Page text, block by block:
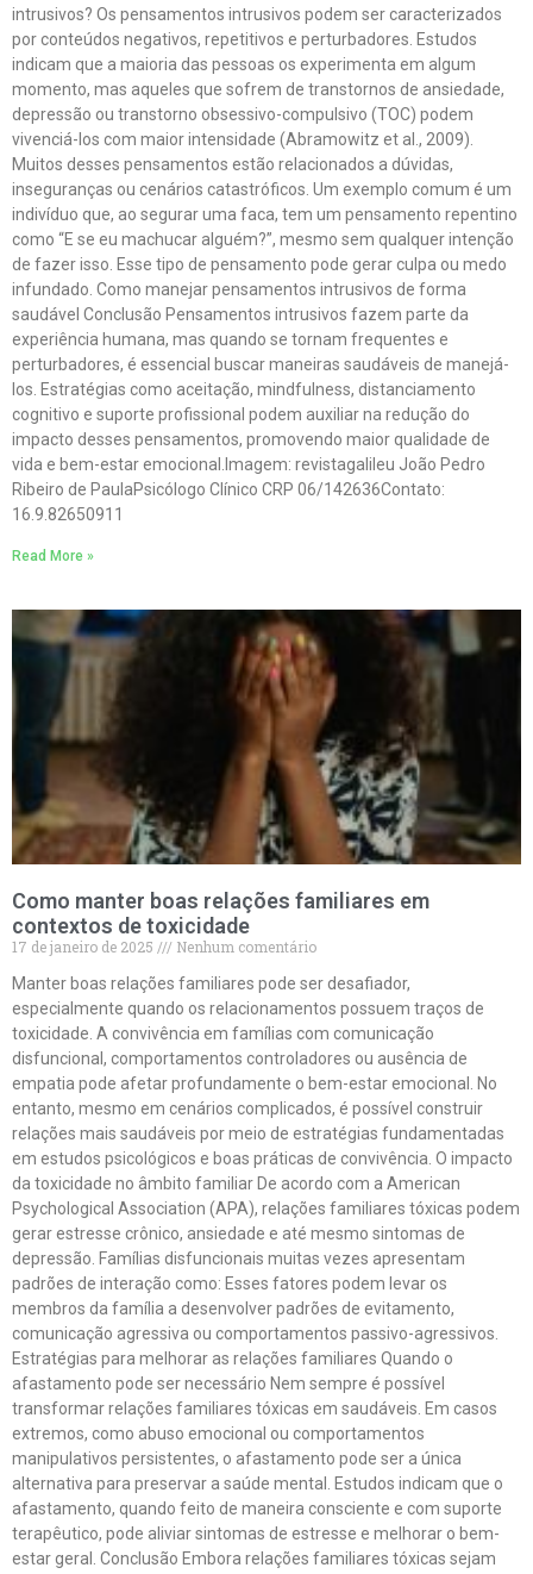
intrusivos? Os pensamentos intrusivos podem ser caracterizados
por conteúdos negativos, repetitivos e perturbadores. Estudos
indicam que a maioria das pessoas os experimenta em algum
momento, mas aqueles que sofrem de transtornos de ansiedade,
depressão ou transtorno obsessivo-compulsivo (TOC) podem
vivenciá-los com maior intensidade (Abramowitz et al., 2009).
Muitos desses pensamentos estão relacionados a dúvidas,
inseguranças ou cenários catastróficos. Um exemplo comum é um
indivíduo que, ao segurar uma faca, tem um pensamento repentino
como “E se eu machucar alguém?”, mesmo sem qualquer intenção
de fazer isso. Esse tipo de pensamento pode gerar culpa ou medo
infundado. Como manejar pensamentos intrusivos de forma
saudável Conclusão Pensamentos intrusivos fazem parte da
experiência humana, mas quando se tornam frequentes e
perturbadores, é essencial buscar maneiras saudáveis de manejá-
los. Estratégias como aceitação, mindfulness, distanciamento
cognitivo e suporte profissional podem auxiliar na redução do
impacto desses pensamentos, promovendo maior qualidade de
vida e bem-estar emocional.Imagem: revistagalileu João Pedro
Ribeiro de PaulaPsicólogo Clínico CRP 06/142636Contato:
16.9.82650911
Read More »
Como manter boas relações familiares em
contextos de toxicidade
17 de janeiro de 2025
Nenhum comentário
Manter boas relações familiares pode ser desafiador,
especialmente quando os relacionamentos possuem traços de
toxicidade. A convivência em famílias com comunicação
disfuncional, comportamentos controladores ou ausência de
empatia pode afetar profundamente o bem-estar emocional. No
entanto, mesmo em cenários complicados, é possível construir
relações mais saudáveis por meio de estratégias fundamentadas
em estudos psicológicos e boas práticas de convivência. O impacto
da toxicidade no âmbito familiar De acordo com a American
Psychological Association (APA), relações familiares tóxicas podem
gerar estresse crônico, ansiedade e até mesmo sintomas de
depressão. Famílias disfuncionais muitas vezes apresentam
padrões de interação como: Esses fatores podem levar os
membros da família a desenvolver padrões de evitamento,
comunicação agressiva ou comportamentos passivo-agressivos.
Estratégias para melhorar as relações familiares Quando o
afastamento pode ser necessário Nem sempre é possível
transformar relações familiares tóxicas em saudáveis. Em casos
extremos, como abuso emocional ou comportamentos
manipulativos persistentes, o afastamento pode ser a única
alternativa para preservar a saúde mental. Estudos indicam que o
afastamento, quando feito de maneira consciente e com suporte
terapêutico, pode aliviar sintomas de estresse e melhorar o bem-
estar geral. Conclusão Embora relações familiares tóxicas sejam